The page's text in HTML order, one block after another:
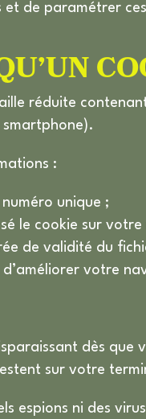
de paramétrer
réduite
:
unique ;
le cookie sur votre
de validité du
votre
dès que
sur votre
espions ni des